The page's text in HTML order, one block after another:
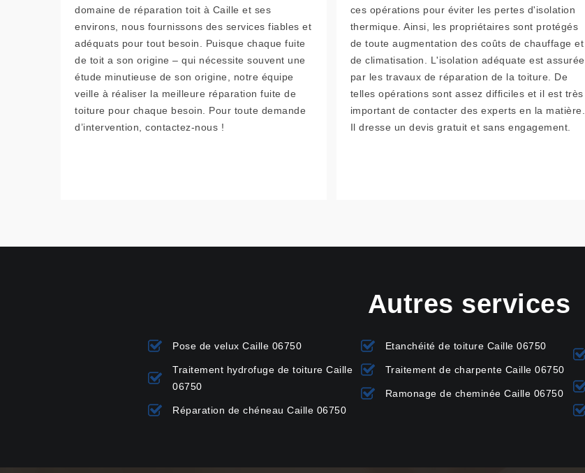
domaine de réparation toit à Caille et ses
environs, nous fournissons des services fiables et
adéquats pour tout besoin. Puisque chaque fuite
de toit a son origine – qui nécessite souvent une
étude minutieuse de son origine, notre équipe
veille à réaliser la meilleure réparation fuite de
toiture pour chaque besoin. Pour toute demande
d’intervention, contactez-nous !
ces opérations pour éviter les pertes d'isolation
thermique. Ainsi, les propriétaires sont protégés
de toute augmentation des coûts de chauffage et
de climatisation. L'isolation adéquate est assurée
par les travaux de réparation de la toiture. De
telles opérations sont assez difficiles et il est très
important de contacter des experts en la matière.
Il dresse un devis gratuit et sans engagement.
Autres services
Pose de velux Caille 06750
Traitement hydrofuge de toiture Caille
06750
Réparation de chéneau Caille 06750
Etanchéité de toiture Caille 06750
Traitement de charpente Caille 06750
Ramonage de cheminée Caille 06750